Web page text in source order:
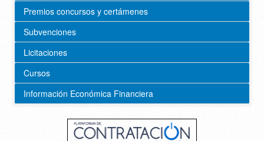
Premios concursos y certámenes
Subvenciones
Licitaciones
Cursos
Información Económica Financiera